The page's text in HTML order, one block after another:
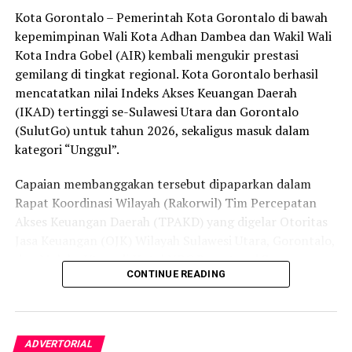
secara menyeluruh, tidak hanya menyasar pengecer
skala kecil tetapi juga distributor dan toko-toko besar
yang melanggar aturan.
Dalam daftar pemeringkatan nasional tersebut, Kota
Denpasar menempati posisi puncak dengan tingkat rasa
aman masyarakat melebihi 81 persen, disusul oleh Kota
Yogyakarta, Surakarta, Semarang, Magelang, dan
Kota Gorontalo yang berada di urutan ketujuh berhasil
mengungguli sejumlah kota berkembang lainnya di
Singkawang. Capaian ini menjadi bukti konkret bahwa
Kota Gorontalo terus bertransformasi menjadi daerah
Kota Gorontalo – Pemerintah Kota Gorontalo di bawah
kepemimpinan Wali Kota Adhan Dambea dan Wakil Wali
Kota Indra Gobel (AIR) kembali mengukir prestasi
gemilang di tingkat regional. Kota Gorontalo berhasil
mencatatkan nilai Indeks Akses Keuangan Daerah
(IKAD) tertinggi se-Sulawesi Utara dan Gorontalo
(SulutGo) untuk tahun 2026, sekaligus masuk dalam
kategori “Unggul”.
Capaian membanggakan tersebut dipaparkan dalam
Rapat Koordinasi Wilayah (Rakorwil) Tim Percepatan
Akses Keuangan Daerah (TPAKD) yang digelar Otoritas
dan Maluku Utara di Hotel NDC Resort and Spa,
Manado, Sulawesi Utara, Rabu (29/7/2026).
Delegasi Pemkot Gorontalo dipimpin langsung oleh
Wakil Wali Kota Gorontalo Indra Gobel, didampingi
CONTINUE READING
ADVERTORIAL